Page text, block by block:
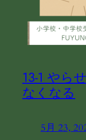
13-1 やら
なくなる
5月 23,